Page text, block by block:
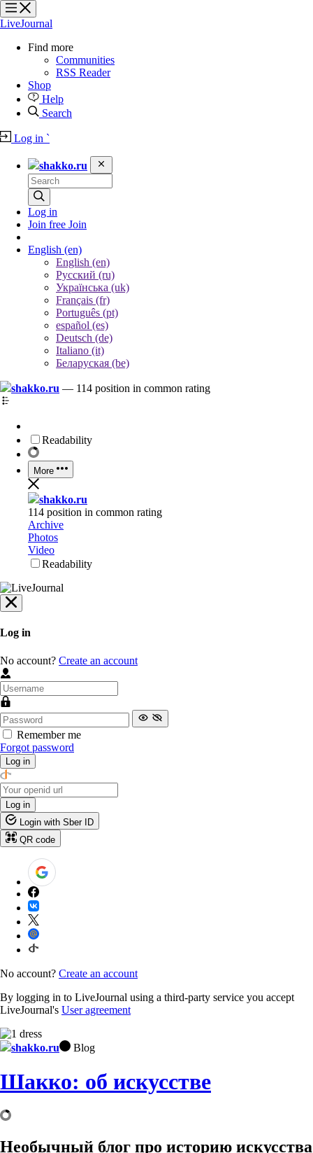
?
?
?
?
LiveJournal
Find more
Communities
RSS Reader
Shop
Help
Search
Log in `
shakko.ru
Log in
Join free Join
English (en)
English (en)
Русский (ru)
Українська (uk)
Français (fr)
Português (pt)
español (es)
Deutsch (de)
Italiano (it)
Беларуская (be)
shakko.ru — 114 position in common rating
Readability
More
shakko.ru
114 position in common rating
Archive
Photos
Video
Readability
Log in
No account? Create an account
Remember me
Forgot password
Log in
Log in
Login with Sber ID
QR code
No account? Create an account
By logging in to LiveJournal using a third-party service you accept
LiveJournal's User agreement
shakko.ru Blog
Шакко: об искусстве
Необычный блог про историю искусства